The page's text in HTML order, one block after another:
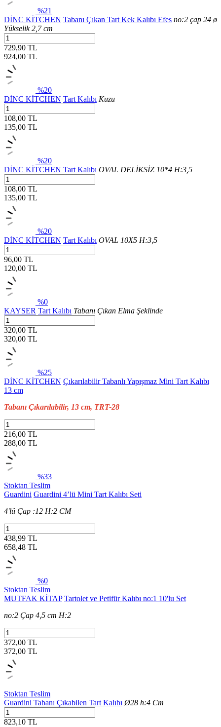
%21
DİNC KİTCHEN Tabanı Çıkan Tart Kek Kalıbı Efes no:2 çap 24 ø
Yükselik 2,7 cm
729,90 TL
924,00 TL
%20
DİNC KİTCHEN Tart Kalıbı Kuzu
108,00 TL
135,00 TL
%20
DİNC KİTCHEN Tart Kalıbı OVAL DELİKSİZ 10*4 H:3,5
108,00 TL
135,00 TL
%20
DİNC KİTCHEN Tart Kalıbı OVAL 10X5 H:3,5
96,00 TL
120,00 TL
%0
KAYSER Tart Kalıbı Tabanı Çıkan Elma Şeklinde
320,00 TL
320,00 TL
%25
DİNC KİTCHEN Çıkarılabilir Tabanlı Yapışmaz Mini Tart Kalıbı
13 cm
Tabanı Çıkarılabilir, 13 cm, TRT-28
216,00 TL
288,00 TL
%33
Stoktan Teslim
Guardini Guardini 4’lü Mini Tart Kalıbı Seti
4'lü Çap :12 H:2 CM
438,99 TL
658,48 TL
%0
Stoktan Teslim
MUTFAK KİTAP Tartolet ve Petifür Kalıbı no:1 10'lu Set
no:2 Çap 4,5 cm H:2
372,00 TL
372,00 TL
Stoktan Teslim
Guardini Tabanı Çıkabilen Tart Kalıbı Ø28 h:4 Cm
823,10 TL